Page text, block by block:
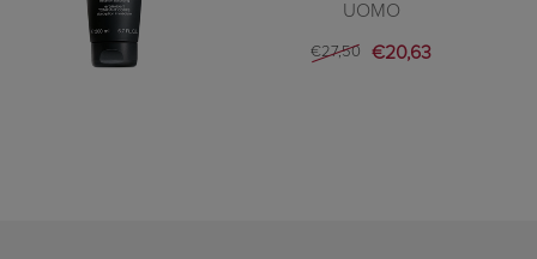
UOMO
€27,50 €20,63